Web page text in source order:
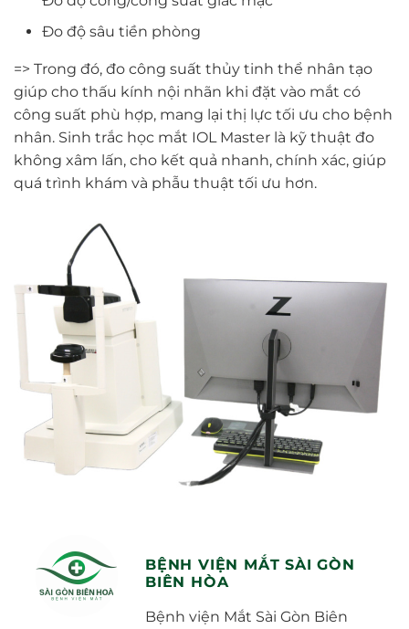
Đo độ sâu tiền phòng
=> Trong đó, đo công suất thủy tinh thể nhân tạo
giúp cho thấu kính nội nhãn khi đặt vào mắt có
công suất phù hợp, mang lại thị lực tối ưu cho bệnh
nhân. Sinh trắc học mắt IOL Master là kỹ thuật đo
không xâm lấn, cho kết quả nhanh, chính xác, giúp
quá trình khám và phẫu thuật tối ưu hơn.
BỆNH VIỆN MẮT SÀI GÒN
BIÊN HÒA
Bệnh viện Mắt Sài Gòn Biên